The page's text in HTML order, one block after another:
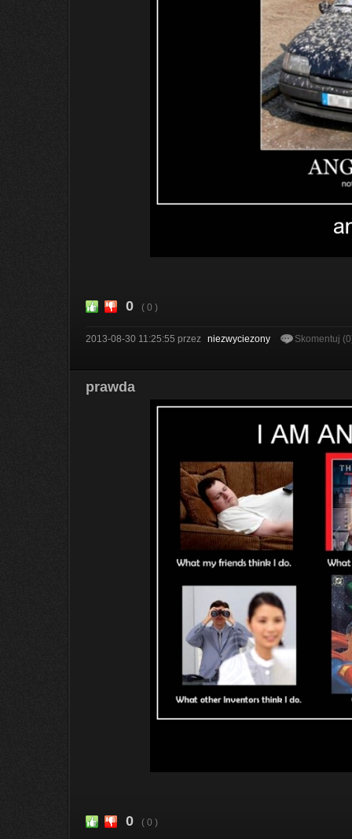
0 ( 0 )
2013-08-30 11:25:55 przez niezwyciezony Skomentuj
prawda
0 ( 0 )